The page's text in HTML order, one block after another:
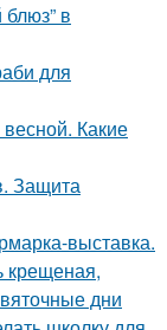
в
для
Какие
Защита
выставка.
крещеная,
дни